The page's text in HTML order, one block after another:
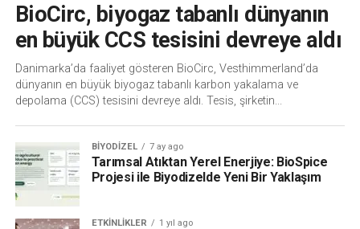
BioCirc, biyogaz tabanlı dünyanın
en büyük CCS tesisini devreye aldı
Danimarka’da faaliyet gösteren BioCirc, Vesthimmerland’da
dünyanın en büyük biyogaz tabanlı karbon yakalama ve
depolama (CCS) tesisini devreye aldı. Tesis, şirketin...
BIYODIZEL 7 ay ago
Tarımsal Atıktan Yerel Enerjiye: BioSpice
Projesi ile Biyodizelde Yeni Bir Yaklaşım
ETKINLIKLER 1 yıl ago